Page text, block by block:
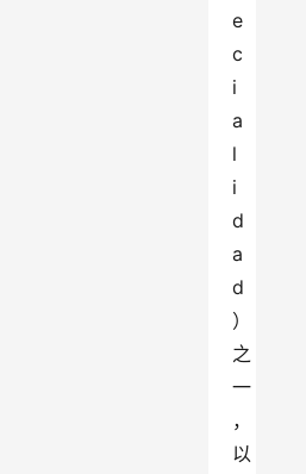
e
c
i
a
l
i
d
a
d
）
之
一
，
以